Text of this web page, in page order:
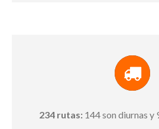
234 rutas:144 son diurnas y